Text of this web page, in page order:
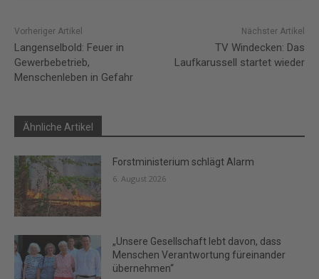
Vorheriger Artikel
Langenselbold: Feuer in
Gewerbebetrieb,
Menschenleben in Gefahr
Nächster Artikel
TV Windecken: Das
Laufkarussell startet wieder
Ähnliche Artikel
Forstministerium schlägt Alarm
6. August 2026
„Unsere Gesellschaft lebt davon, dass
Menschen Verantwortung füreinander
übernehmen“